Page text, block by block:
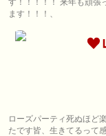
す！！！！！ 来年も頑張
ます！！！、
ローズパーティ死ぬほど
たです皆、生きてるって